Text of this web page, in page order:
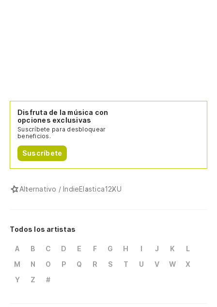
Disfruta de la música con
opciones exclusivas
Suscríbete para desbloquear
beneficios.
Suscríbete
Alternativo / IndieElastica12XU
Todos los artistas
A B C D E F G H I J K
L
M
N O P Q R S T U V W
X
Y
Z #